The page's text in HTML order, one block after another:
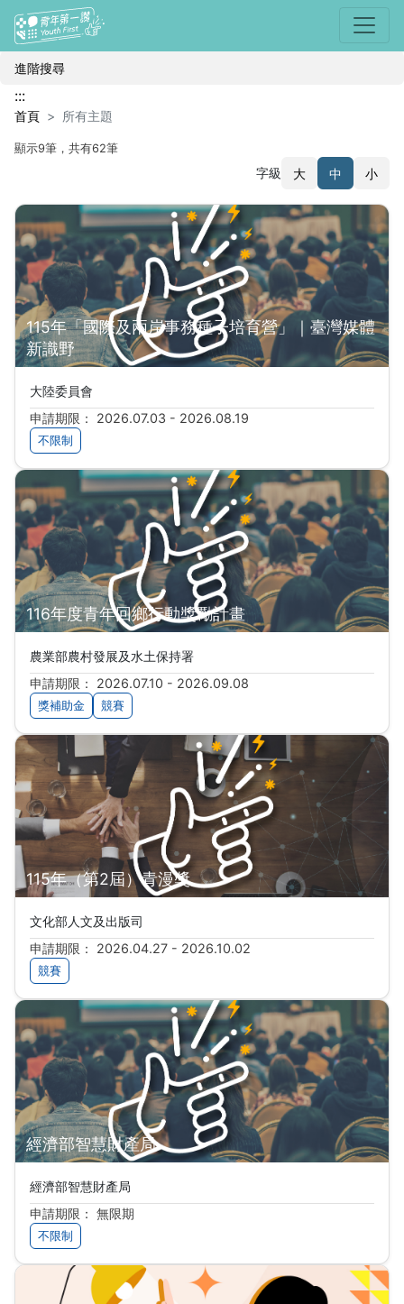
選單
所有主題
進階搜尋
:::
首頁 所有主題
顯示9筆，共有62筆
字級 大 中 小
搜尋結果
115年「國際及兩岸事務種子培育營」｜臺灣媒體
新識野
大陸委員會
申請期限： 2026.07.03 - 2026.08.19
不限制
116年度青年回鄉行動獎勵計畫
農業部農村發展及水土保持署
申請期限： 2026.07.10 - 2026.09.08
獎補助金 競賽
115年（第2屆）青漫獎
文化部人文及出版司
申請期限： 2026.04.27 - 2026.10.02
競賽
經濟部智慧財產局
經濟部智慧財產局
申請期限： 無限期
不限制